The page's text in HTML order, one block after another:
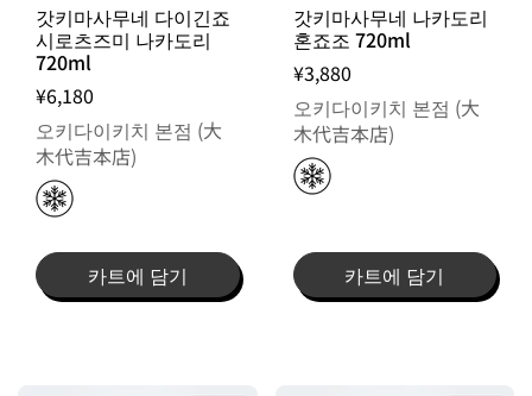
갓키마사무네 다이긴죠
시로츠즈미 나카도리
720ml
¥6,180
오키다이키치 본점 (大
木代吉本店)
카트에 담기
갓키마사무네 나카도리
혼죠조 720ml
¥3,880
오키다이키치 본점 (大
木代吉本店)
카트에 담기